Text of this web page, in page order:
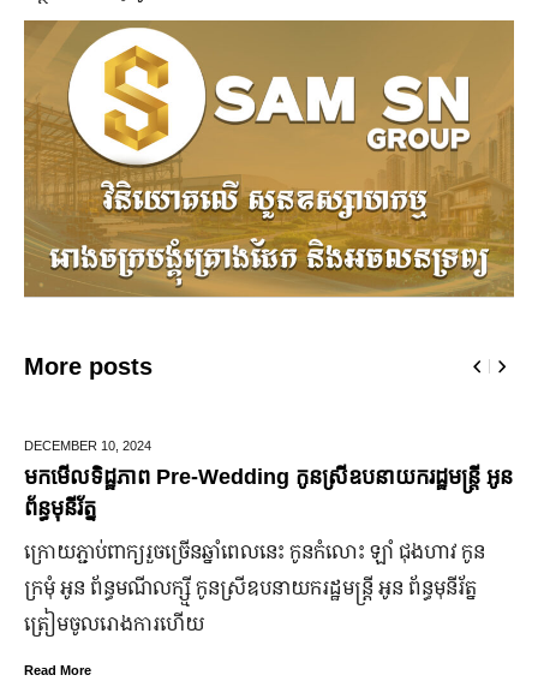
More posts
10,2024
ទិដ្ឋភាព Pre-Wedding កូនស្រីឧបនាយករដ្ឋមន្រ្តី អូន
ាប់​ពាក្យ​រួច​ច្រើន​ឆ្នាំ​ពេលនេះ កូនកំលោះ ឡាំ ជុងហាវ កូន
ព័ន្ធមណីលក្ស្មី កូនស្រី​ឧបនាយករដ្ឋមន្ត្រី អូន ព័ន្ធមុនីរ័ត្ន
ល​រោងការ​ហើយ
មកដឹង
ក្រុមហ៊ុន